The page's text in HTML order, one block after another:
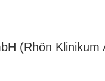
(Rhön Klinikum